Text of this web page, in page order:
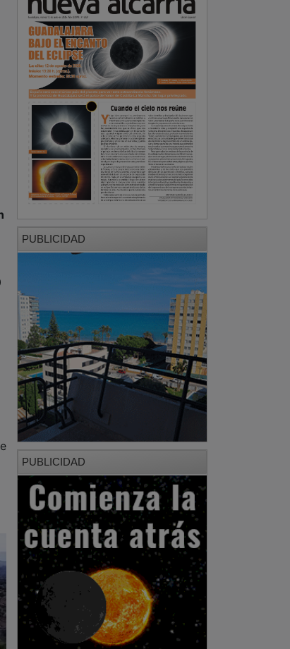
PUBLICIDAD
PUBLICIDAD
PUBLICIDAD